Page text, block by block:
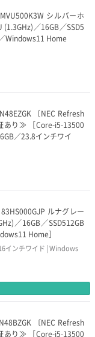
シルバーホ
／16GB／SSD5
Windows11 Home
〔NEC Refresh
あり≫ ［Core-i5-13500
／23.8インチワイ
ルナグレー
／16GB／SSD512GB
Home］
インチワイド | Windows
〔NEC Refresh
あり≫ ［Core-i5-13500